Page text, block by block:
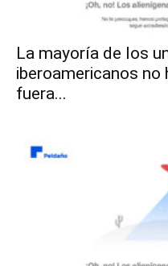
La mayoría de los
iberoamericanos
fuera...